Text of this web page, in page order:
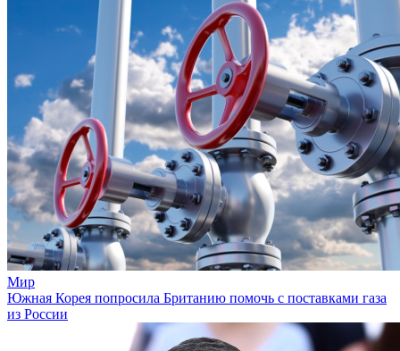
Мир
Южная Корея попросила Британию помочь с поставками газа
из России